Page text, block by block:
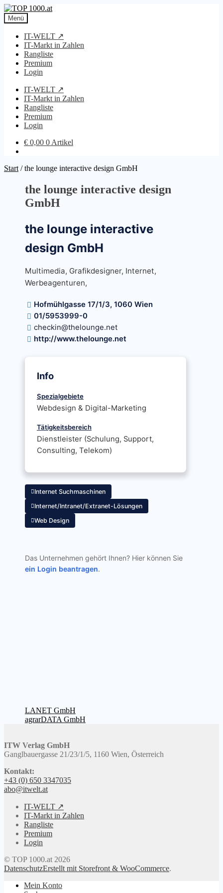
Zur
Navigation
springen
Zum
Inhalt
springen
Menü
IT-WELT ↗
IT-Markt in Zahlen
Rangliste
Premium
Login
IT-WELT ↗
IT-Markt in Zahlen
Rangliste
Premium
Login
€ 0,00 0 Artikel
Start /the lounge interactive design GmbH
the lounge interactive design
GmbH
the lounge interactive
design GmbH
Multimedia, Grafikdesigner, Internet,
Werbeagenturen,
Hofmühlgasse 17/1/3, 1060 Wien
01/5953999-0
checkin@thelounge.net
http://www.thelounge.net
Info
Spezialgebiete
Webdesign & Digital-Marketing
Tätigkeitsbereich
Dienstleister (Schulung, Support,
Consulting, Telekom)
Internet Suchmaschinen
Internet/Intranet/Extranet-Lösungen
Web Design
Das Unternehmen gehört Ihnen? Hier können Sie
ein Login beantragen.
Beitragsnavigation
Vorheriger
Beitrag:
LANET GmbH
Nächster
agrarDATA GmbH
ITW Verlag GmbH
Ganglbauergasse 21/23/1/5, 1160 Wien, Österreich
Kontakt:
+43 (0) 650 3347035
abo@itwelt.at
IT-WELT ↗
IT-Markt in Zahlen
Rangliste
Premium
Login
© TOP 1000.at 2026
DatenschutzErstellt mit Storefront & WooCommerce.
Mein Konto